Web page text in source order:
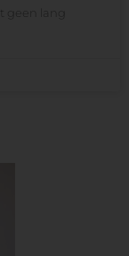
geen lang